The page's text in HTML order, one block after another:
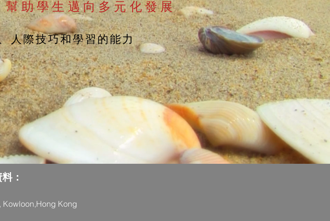
助學生邁向多元化發展
人際技巧和學習的能力
：
Kowloon,Hong Kong